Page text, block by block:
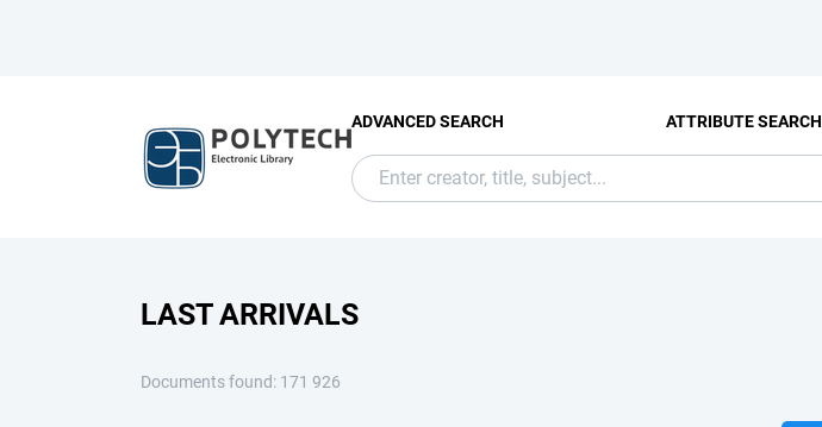
ADVANCED SEARCH ATTRIBUTE SEARCH
LAST ARRIVALS
Documents found: 171 926